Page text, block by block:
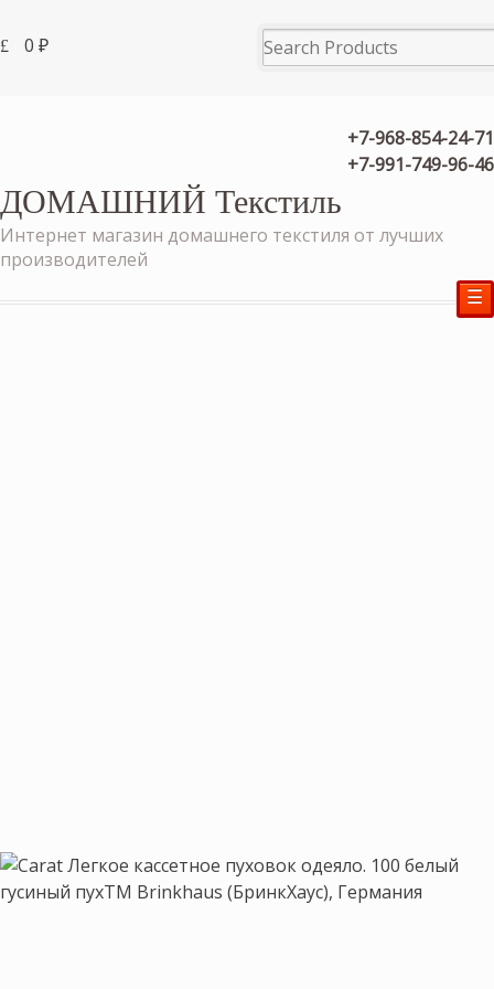
0 ₽
+7-968-854-24-71
+7-991-749-96-46
ДОМАШНИЙ Текстиль
Интернет магазин домашнего текстиля от лучших
производителей
☰